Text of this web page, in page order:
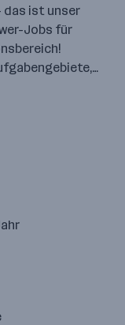
das ist unser
Jobs für